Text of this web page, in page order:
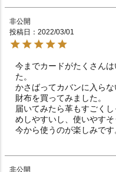
非公開
投稿日
2022/03/01
今までカードがたくさん
た。
かさばってカバンに入ら
財布を買ってみました。
届いてみたら革もすごく
めしやすいし、使いやすそ
今から使うのが楽しみです
非公開